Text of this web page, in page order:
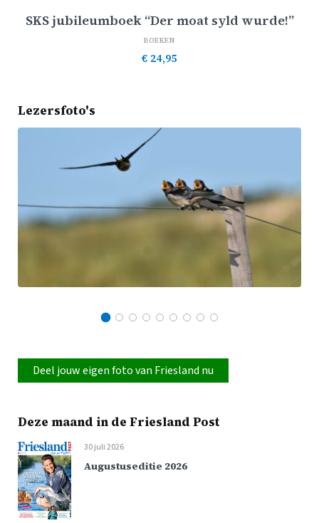
SKS jubileumboek “Der moat syld wurde!”
BOEKEN
€ 24,95
Lezersfoto's
Deel jouw eigen foto van Friesland nu
Deze maand in de Friesland Post
30 juli 2026
Augustuseditie 2026